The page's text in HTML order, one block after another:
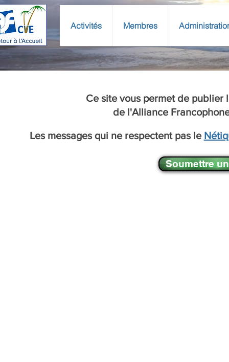
Activités Membres
Ce site vous permet de publier
de l'Alliance
Les messages qui ne respectent pas le
Soumettre